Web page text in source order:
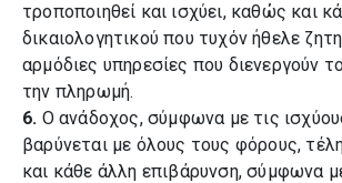
τροποποιηθεί και ισχύει, καθώς και
δικαιολογητικού που τυχόν ήθελε
αρμόδιες υπηρεσίες που διενεργούν
την πληρωμή.
6. Ο ανάδοχος, σύμφωνα με τις
βαρύνεται με όλους τους φόρους,
και κάθε άλλη επιβάρυνση, σύμφωνα